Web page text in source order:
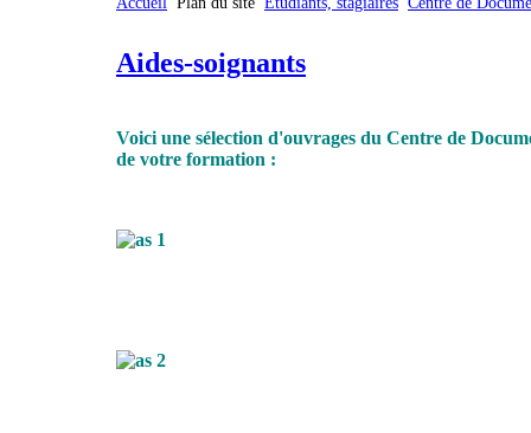
Aides-soignants
Voici une sélection d'ouvrages du Centre de
de votre formation :